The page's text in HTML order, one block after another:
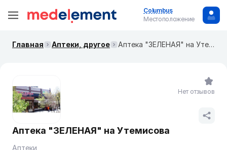
Columbus
Местоположение
Главная Аптеки, другое Аптека "ЗЕЛЕНАЯ" на Утемисова
Аптека "ЗЕЛЕНАЯ" на Утемисова
Аптеки
Нет отзывов